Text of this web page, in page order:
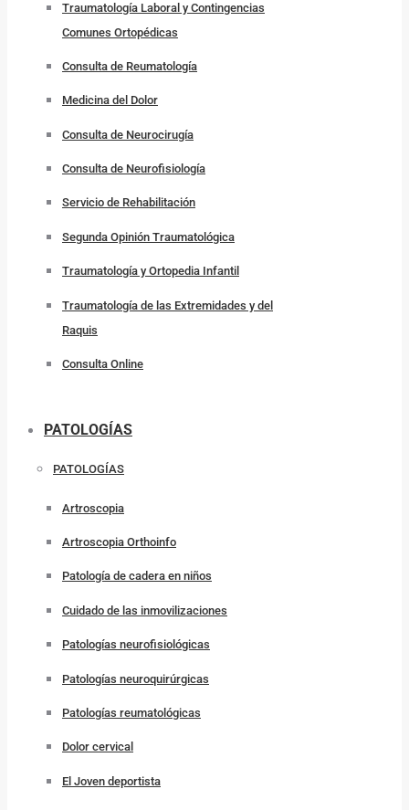
Traumatología Laboral y Contingencias
Comunes Ortopédicas
Consulta de Reumatología
Medicina del Dolor
Consulta de Neurocirugía
Consulta de Neurofisiología
Servicio de Rehabilitación
Segunda Opinión Traumatológica
Traumatología y Ortopedia Infantil
Traumatología de las Extremidades y del
Raquis
Consulta Online
PATOLOGÍAS
PATOLOGÍAS
Artroscopia
Artroscopia Orthoinfo
Patología de cadera en niños
Cuidado de las inmovilizaciones
Patologías neurofisiológicas
Patologías neuroquirúrgicas
Patologías reumatológicas
Dolor cervical
El Joven deportista